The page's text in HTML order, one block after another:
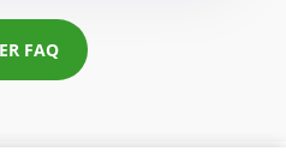
FAQ